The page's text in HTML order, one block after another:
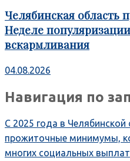
Челябинская область
Неделе
вскармливания
04.08.2026
Навигация по
С 2025 года в
прожиточные минимумы,
многих социальных выплат